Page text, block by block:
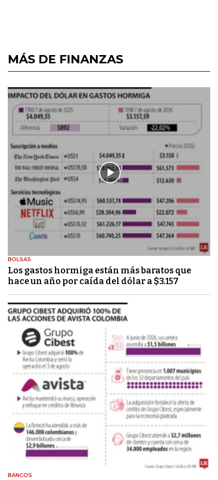
MÁS DE FINANZAS
BOLSAS
Los gastos hormiga están más baratos que
hace un año por caída del dólar a $3.157
BANCOS